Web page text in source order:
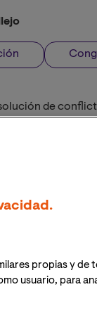
de
de los
Dra. Cristina
el Director
o la Directora
Goyes Quelal
existentes
propias y
usuario, para